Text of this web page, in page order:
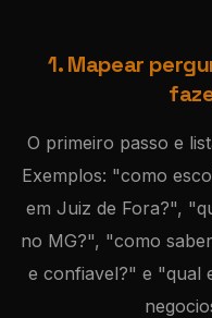
1. Mapear
O primeiro passo e
Exemplos: "como
em Juiz de Fora?",
no MG?", "como
e confiavel?" e "qual